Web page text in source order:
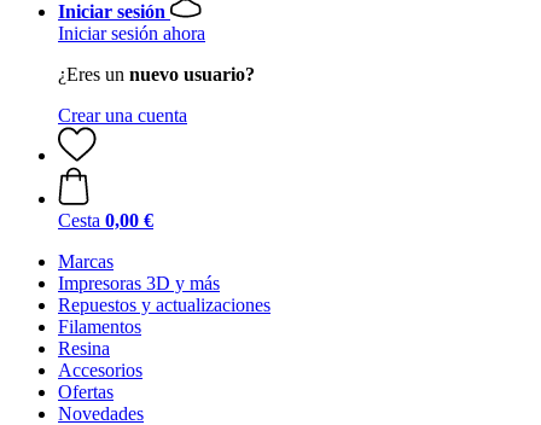
Iniciar sesión
Iniciar sesión ahora
¿Eres un nuevo usuario?
Crear una cuenta
Cesta 0,00 €
Marcas
Impresoras 3D y más
Repuestos y actualizaciones
Filamentos
Resina
Accesorios
Ofertas
Novedades